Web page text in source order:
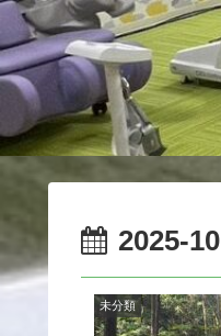
2025-10
未分類